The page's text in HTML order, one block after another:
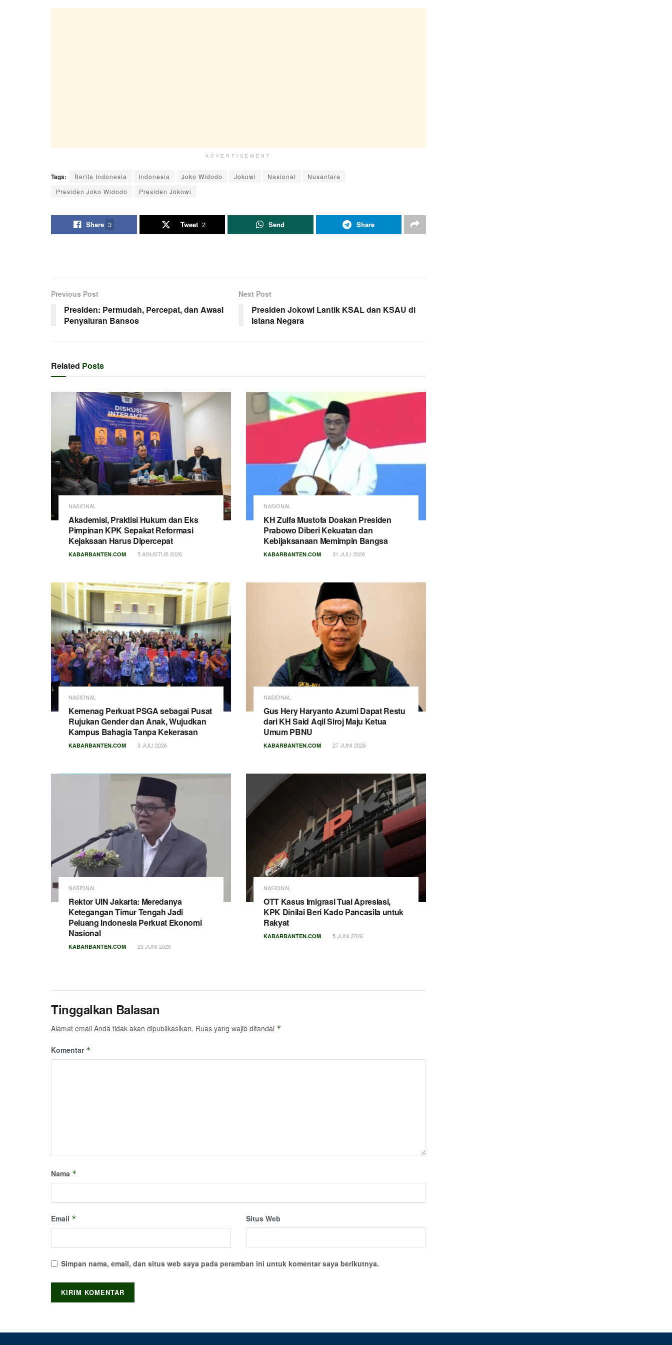
ADVERTISEMENT
Tags: Berita Indonesia Indonesia Joko Widodo Jokowi Nasional
Nusantara
Presiden Joko Widodo
Presiden Jokowi
Share 3 Tweet 2 Send Share
Previous Post
Presiden: Permudah, Percepat, dan Awasi
Penyaluran Bansos
Next Post
Presiden Jokowi Lantik KSAL dan KSAU di
Istana Negara
Related Posts
NASIONAL
Akademisi, Praktisi Hukum dan Eks
Pimpinan KPK Sepakat Reformasi
Kejaksaan Harus Dipercepat
KABARBANTEN.COM 5 AGUSTUS 2026
NASIONAL
KH Zulfa Mustofa Doakan Presiden
Prabowo Diberi Kekuatan dan
Kebijaksanaan Memimpin Bangsa
KABARBANTEN.COM 31 JULI 2026
NASIONAL
Kemenag Perkuat PSGA sebagai Pusat
Rujukan Gender dan Anak, Wujudkan
Kampus Bahagia Tanpa Kekerasan
KABARBANTEN.COM 3 JULI 2026
NASIONAL
Gus Hery Haryanto Azumi Dapat Restu
dari KH Said Aqil Siroj Maju Ketua
Umum PBNU
KABARBANTEN.COM 27 JUNI 2026
NASIONAL
Rektor UIN Jakarta: Meredanya
Ketegangan Timur Tengah Jadi
Peluang Indonesia Perkuat Ekonomi
Nasional
KABARBANTEN.COM 23 JUNI 2026
NASIONAL
OTT Kasus Imigrasi Tuai Apresiasi,
KPK Dinilai Beri Kado Pancasila untuk
Rakyat
KABARBANTEN.COM 5 JUNI 2026
Tinggalkan Balasan
Alamat email Anda tidak akan dipublikasikan. Ruas yang wajib ditandai *
Komentar *
Nama *
Email * Situs Web
Simpan nama, email, dan situs web saya pada peramban ini untuk komentar saya berikutnya.